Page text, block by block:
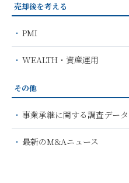
売却後を考える
PMI
WEALTH・資産運用
その他
事業承継に関する調査データ
最新のM&Aニュース